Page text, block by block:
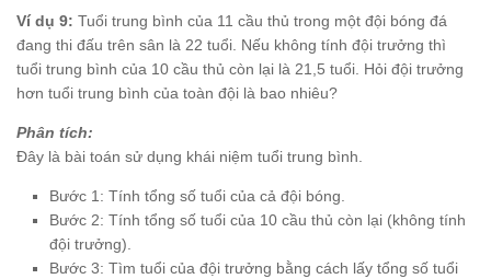
=
5
Ví dụ 9: Tuổi trung bình của 11 cầu thủ trong một đội bóng đá
đang thi đấu trên sân là 22 tuổi. Nếu không tính đội trưởng thì
tuổi trung bình của 10 cầu thủ còn lại là 21,5 tuổi. Hỏi đội trưởng
hơn tuổi trung bình của toàn đội là bao nhiêu?
Phân tích:
Đây là bài toán sử dụng khái niệm tuổi trung bình.
Bước 1: Tính tổng số tuổi của cả đội bóng.
Bước 2: Tính tổng số tuổi của 10 cầu thủ còn lại (không tính
đội trưởng).
Bước 3: Tìm tuổi của đội trưởng bằng cách lấy tổng số tuổi